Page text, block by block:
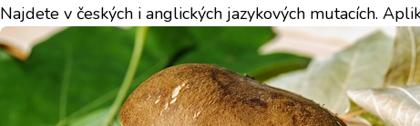
Najdete v českých i anglických jazykových mutacích.